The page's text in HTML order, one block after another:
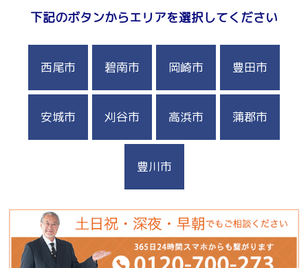
下記のボタンからエリアを選択してください
西尾市 碧南市 岡崎市 豊田市
安城市 刈谷市 高浜市 蒲郡市
豊川市